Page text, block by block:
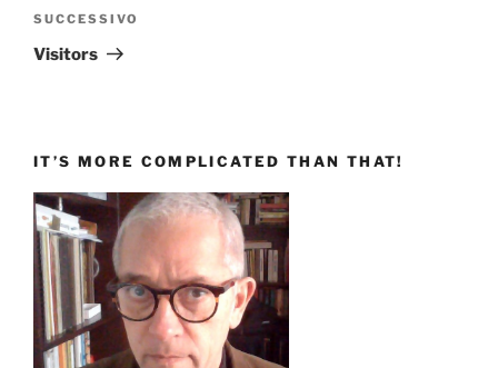
Articolo
successivo
SUCCESSIVO
Visitors
IT’S MORE COMPLICATED THAN THAT!